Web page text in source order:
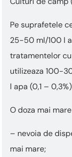
Pe suprafetele
25-50 ml/100 l
tratamentelor
utilizeaza 100-
l apa (0,1 –
O doza mai
– nevoia de
mai mare;